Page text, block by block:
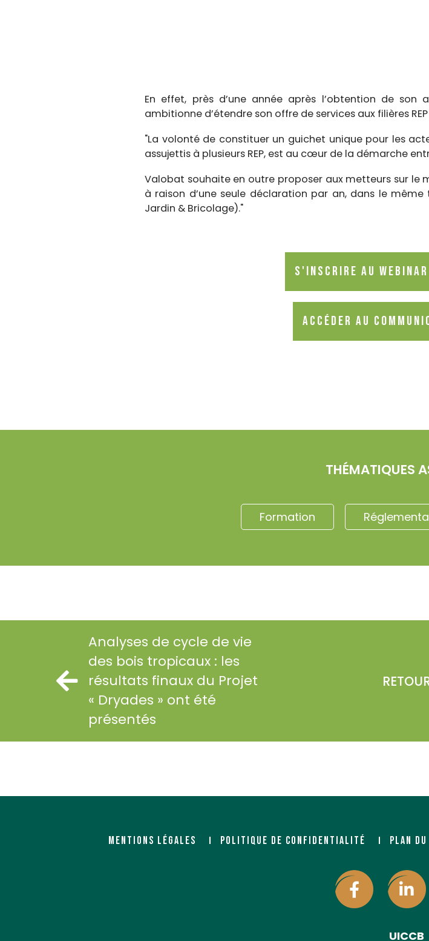
En effet, près d’une année après l’obtention de son
ambitionne d’étendre son offre de services aux filières
"La volonté de constituer un guichet unique pour les
assujettis à plusieurs REP, est au cœur de la démarche
Valobat souhaite en outre proposer aux metteurs sur le
à raison d’une seule déclaration par an, dans le
Jardin & Bricolage)."
S'inscrire au
Accéder au
THÉMATIQUES
Formation
Analyses de cycle de vie
des bois tropicaux : les
résultats finaux du Projet
« Dryades » ont été
présentés
MENTIONS LÉGALES POLITIQUE DE CONFIDENTIALITÉ PLAN
UICCB